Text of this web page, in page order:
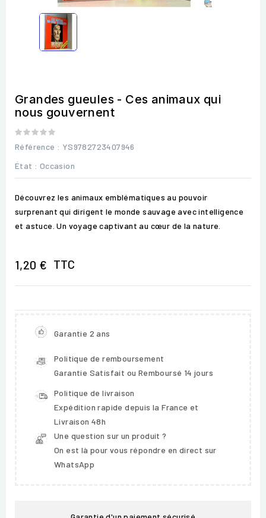
Grandes gueules - Ces animaux qui
nous gouvernent
Référence : YS9782723407946
État : Occasion
Découvrez les animaux emblématiques au pouvoir
surprenant qui dirigent le monde sauvage avec intelligence
et astuce. Un voyage captivant au cœur de la nature.
1,20 € TTC
Garantie 2 ans
Politique de remboursement
Garantie Satisfait ou Remboursé 14 jours
Politique de livraison
Expédition rapide depuis la France et
Livraison 48h
Une question sur un produit ?
On est là pour vous répondre en direct sur
WhatsApp